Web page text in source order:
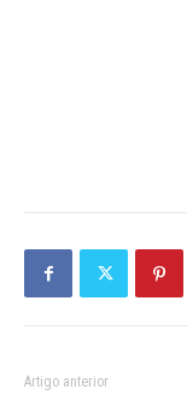
Artigo anterior